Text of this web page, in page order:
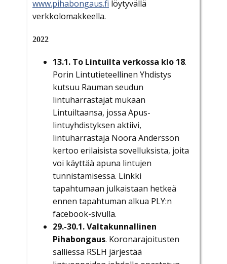
www.pihabongaus.fi löytyvällä
verkkolomakkeella.
2022
13.1. To Lintuilta verkossa klo 18.
Porin Lintutieteellinen Yhdistys
kutsuu Rauman seudun
lintuharrastajat mukaan
Lintuiltaansa, jossa Apus-
lintuyhdistyksen aktiivi,
lintuharrastaja Noora Andersson
kertoo erilaisista sovelluksista, joita
voi käyttää apuna lintujen
tunnistamisessa. Linkki
tapahtumaan julkaistaan hetkeä
ennen tapahtuman alkua PLY:n
facebook-sivulla.
29.-30.1. Valtakunnallinen
Pihabongaus. Koronarajoitusten
salliessa RSLH järjestää